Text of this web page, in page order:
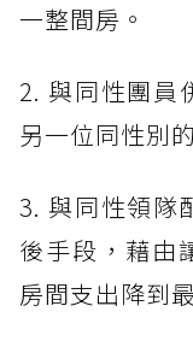
一整間房。
2. 與同性團員
另一位同性別
3. 與同性領隊
後手段，藉由
房間支出降到